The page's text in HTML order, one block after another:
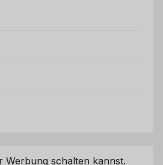
Werbung schalten kannst.